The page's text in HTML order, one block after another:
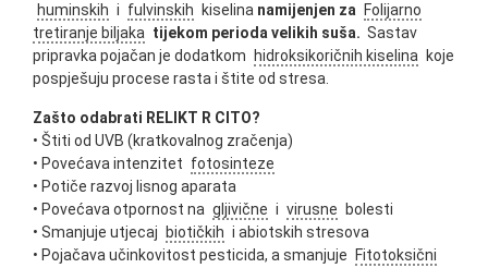
huminskih i fulvinskih kiselina namijenjen za Folijarno
tretiranje biljaka tijekom perioda velikih suša. Sastav
pripravka pojačan je dodatkom
hidroksikoričnih kiselina koje
pospješuju procese rasta i štite od stresa.
Zašto odabrati RELIKT R CITO?
• Štiti od UVB (kratkovalnog zračenja)
• Povećava intenzitet fotosinteze
• Potiče razvoj lisnog aparata
• Povećava otpornost na gljivične i virusne
bolesti
• Smanjuje utjecaj
biotičkih i abiotskih stresova
• Pojačava učinkovitost pesticida, a smanjuje
Fitotoksični